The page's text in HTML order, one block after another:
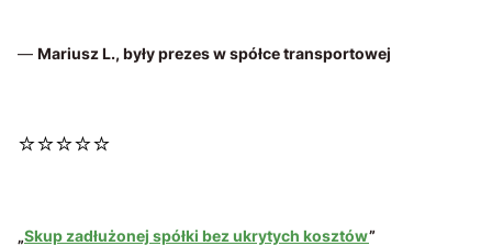
— Mariusz L., były prezes w spółce transportowej
⭐⭐⭐⭐⭐
„Skup zadłużonej spółki bez ukrytych kosztów”